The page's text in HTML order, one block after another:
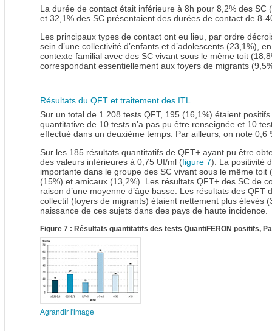
La durée de contact était inférieure à 8h pour 8,2% des
et 32,1% des SC présentaient des durées de contact de 8-
Les principaux types de contact ont eu lieu, par ordre
sein d’une collectivité d’enfants et d’adolescents (23,1%),
contexte familial avec des SC vivant sous le même toit
correspondant essentiellement aux foyers de migrants
Résultats du QFT et traitement des ITL
Sur un total de 1 208 tests QFT, 195 (16,1%) étaient
quantitative de 10 tests n’a pas pu être renseignée et 10
effectué dans un deuxième temps. Par ailleurs, on note 0,6
Sur les 185 résultats quantitatifs de QFT+ ayant pu être
des valeurs inférieures à 0,75 UI/ml (figure 7). La positivité
importante dans le groupe des SC vivant sous le même
(15%) et amicaux (13,2%). Les résultats QFT+ des SC de
raison d’une moyenne d’âge basse. Les résultats des
collectif (foyers de migrants) étaient nettement plus élevés
naissance de ces sujets dans des pays de haute incidence.
Figure 7 : Résultats quantitatifs des tests QuantiFERON positifs,
Agrandir l'image